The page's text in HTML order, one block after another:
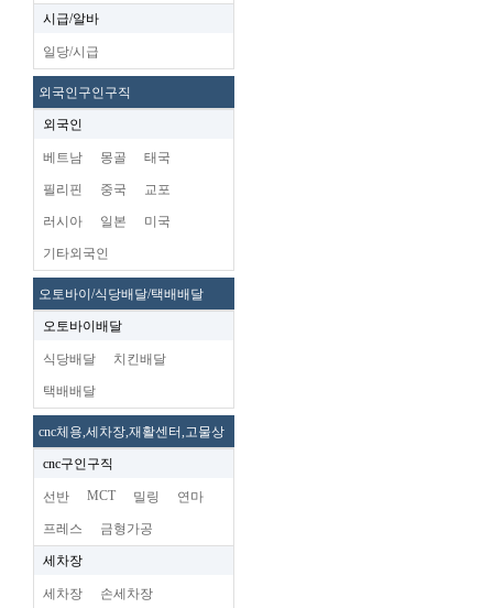
시급/알바
일당/시급
외국인구인구직
외국인
베트남 몽골 태국
필리핀 중국 교포
러시아 일본 미국
기타외국인
오토바이/식당배달/택배배달
오토바이배달
식당배달 치킨배달
택배배달
cnc체용,세차장,재활센터,고물상
cnc구인구직
선반 MCT 밀링 연마
프레스 금형가공
세차장
세차장 손세차장